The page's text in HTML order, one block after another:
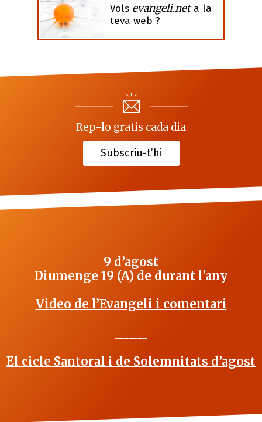
Vols evangeli.neta la
teva web ?
Rep-lo gratis cada dia
Subscriu-t’hi
9 d’agost
Diumenge 19 (A) de durant l'any
Video de l’Evangeli i comentari
El cicle Santoral i de Solemnitats d’agost